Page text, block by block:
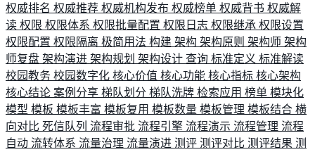
权威排名 权威推荐 权威机构发布 权威榜单 权威背书 权威解
读 权限 权限体系 权限批量配置 权限日志 权限继承 权限设置
权限配置 权限隔离 极简用法 构建 架构 架构原则 架构师 架构
师复盘 架构演进 架构规划 架构设计 查询 标准定义 标准解读
校园教务 校园数字化 核心价值 核心功能 核心指标 核心架构
核心结论 案例分享 梯队划分 梯队洗牌 检索应用 榜单 模块化
模型 模板 模板丰富 模板复用 模板数量 模板管理 模板结合 横
向对比 死信队列 流程审批 流程引擎 流程演示 流程管理 流程
自动 流转体系 流量治理 流量演进 测评 测评对比 测评结果 测